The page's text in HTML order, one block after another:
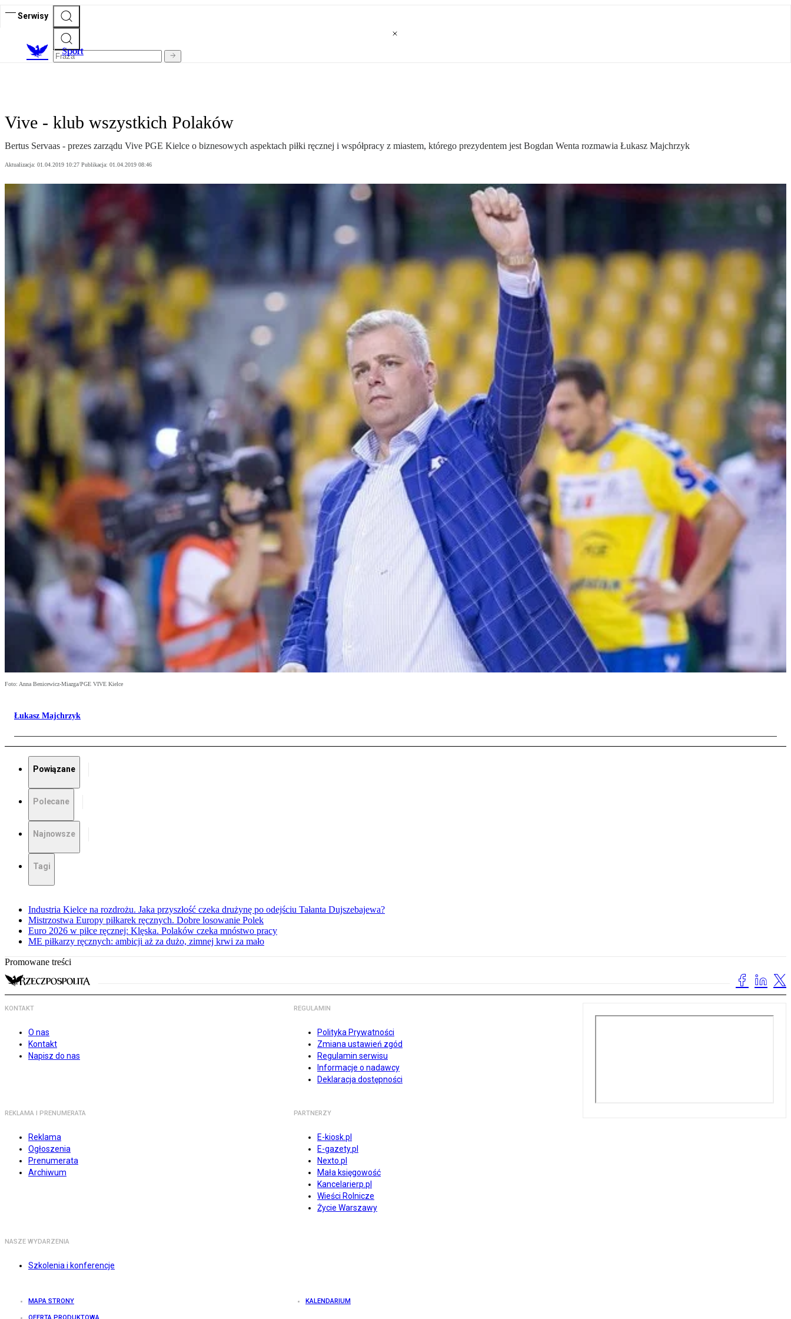
Serwisy
Sport
Vive - klub wszystkich Polaków
Bertus Servaas - prezes zarządu Vive PGE Kielce o biznesowych aspektach piłki ręcznej i współpracy z miastem, którego prezydentem jest Bogdan Wenta rozmawia Łukasz Majchrzyk
Aktualizacja: 01.04.2019 10:27 Publikacja: 01.04.2019 08:46
Foto: Anna Benicewicz-Miazga/PGE VIVE Kielce
Łukasz Majchrzyk
Powiązane
Polecane
Najnowsze
Tagi
Industria Kielce na rozdrożu. Jaka przyszłość czeka drużynę po odejściu Tałanta Dujszebajewa?
Mistrzostwa Europy piłkarek ręcznych. Dobre losowanie Polek
Euro 2026 w piłce ręcznej: Klęska. Polaków czeka mnóstwo pracy
ME piłkarzy ręcznych: ambicji aż za dużo, zimnej krwi za mało
Promowane treści
KONTAKT
O nas
Kontakt
Napisz do nas
REGULAMIN
Polityka Prywatności
Zmiana ustawień zgód
Regulamin serwisu
Informacje o nadawcy
Deklaracja dostępności
REKLAMA I PRENUMERATA
Reklama
Ogłoszenia
Prenumerata
Archiwum
PARTNERZY
E-kiosk.pl
E-gazety.pl
Nexto.pl
Mała księgowość
Kancelarierp.pl
Wieści Rolnicze
Życie Warszawy
NASZE WYDARZENIA
Szkolenia i konferencje
MAPA STRONY KALENDARIUM